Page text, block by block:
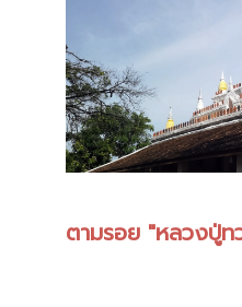
ตามรอย "หลวงปู่ท